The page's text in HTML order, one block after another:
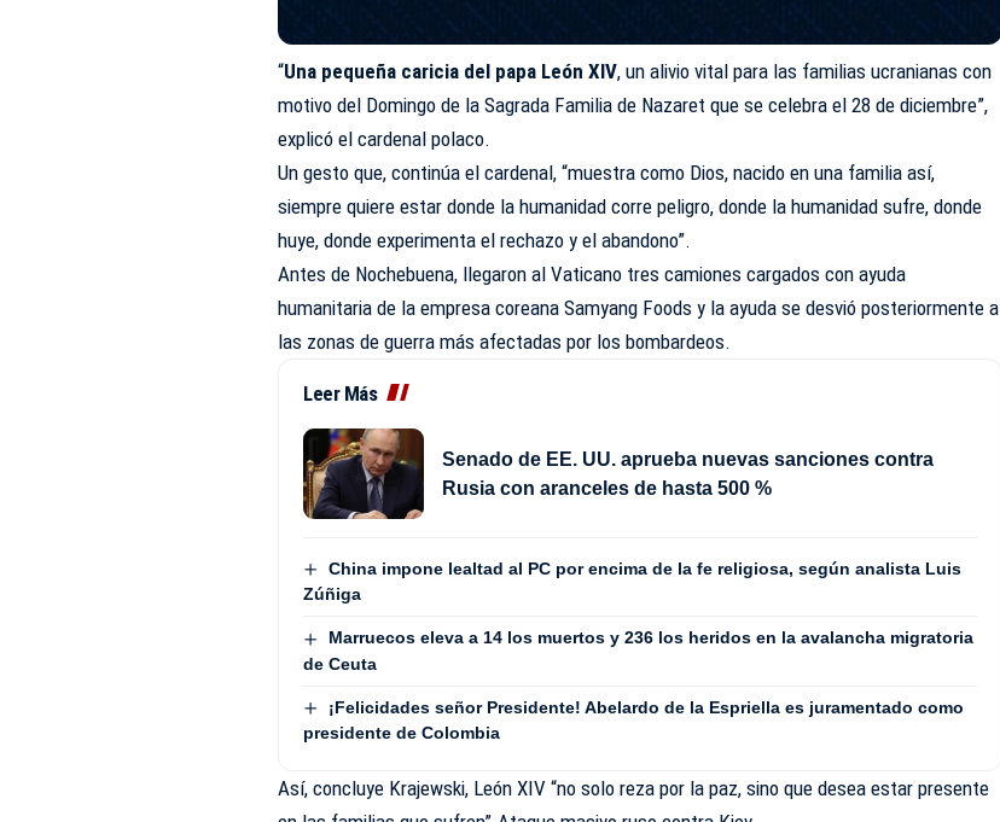
“Una pequeña caricia del papa León XIV, un alivio vital para las familias ucranianas con
motivo del Domingo de la Sagrada Familia de Nazaret que se celebra el 28 de diciembre”,
explicó el cardenal polaco.
Un gesto que, continúa el cardenal, “muestra como Dios, nacido en una familia así,
siempre quiere estar donde la humanidad corre peligro, donde la humanidad sufre, donde
huye, donde experimenta el rechazo y el abandono”.
Antes de Nochebuena, llegaron al Vaticano tres camiones cargados con ayuda
humanitaria de la empresa coreana Samyang Foods y la ayuda se desvió posteriormente a
las zonas de guerra más afectadas por los bombardeos.
Leer Más
Senado de EE. UU. aprueba nuevas sanciones contra
Rusia con aranceles de hasta 500 %
China impone lealtad al PC por encima de la fe religiosa, según analista Luis
Zúñiga
Marruecos eleva a 14 los muertos y 236 los heridos en la avalancha migratoria
de Ceuta
¡Felicidades señor Presidente! Abelardo de la Espriella es juramentado como
presidente de Colombia
Así, concluye Krajewski, León XIV “no solo reza por la paz, sino que desea estar presente